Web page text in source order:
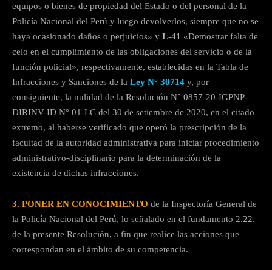
equipos o bienes de propiedad del Estado o del personal de la
Policía Nacional del Perú y luego devolverlos, siempre que no se
haya ocasionado daños o perjuicios» y L-41 «Demostrar falta de
celo en el cumplimiento de las obligaciones del servicio o de la
función policial», respectivamente, establecidas en la Tabla de
Infracciones y Sanciones de la Ley N° 30714 y, por
consiguiente, la nulidad de la Resolución N° 0857-20-IGPNP-
DIRINV-ID N° 01-LC del 30 de setiembre de 2020, en el citado
extremo, al haberse verificado que operó la prescripción de la
facultad de la autoridad administrativa para iniciar procedimiento
administrativo-disciplinario para la determinación de la
existencia de dichas infracciones.
3. PONER EN CONOCIMIENTO de la Inspectoría General de
la Policía Nacional del Perú, lo señalado en el fundamento 2.22.
de la presente Resolución, a fin que realice las acciones que
correspondan en el ámbito de su competencia.